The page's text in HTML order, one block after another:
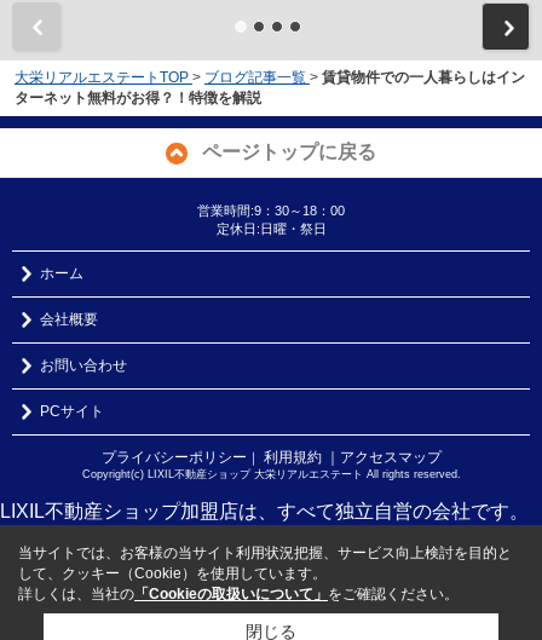
大栄リアルエステートTOP > ブログ記事一覧 > 賃貸物件での一人暮らしはイン
ターネット無料がお得？！特徴を解説
ページトップに戻る
営業時間:9：30～18：00
定休日:日曜・祭日
ホーム
会社概要
お問い合わせ
PCサイト
プライバシーポリシー ｜ 利用規約 ｜アクセスマップ
Copyright(c) LIXIL不動産ショップ 大栄リアルエステート All rights reserved.
LIXIL不動産ショップ加盟店は、すべて独立自営の会社です。
当サイトでは、お客様の当サイト利用状況把握、サービス向上検討を目的と
して、クッキー（Cookie）を使用しています。
詳しくは、当社の 「Cookieの取扱いについて」 をご確認ください。
閉じる